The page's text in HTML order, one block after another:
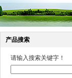
产品搜索
请输入搜索关键字！